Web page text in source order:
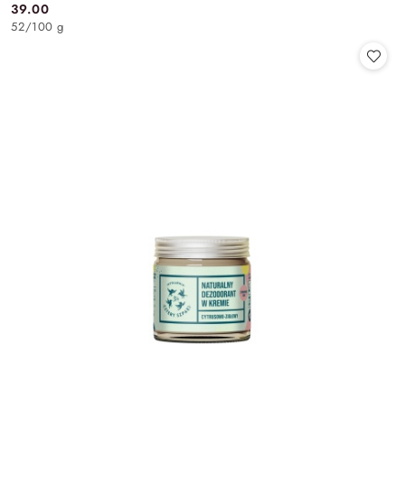
Cena:
39.00
52/100 g